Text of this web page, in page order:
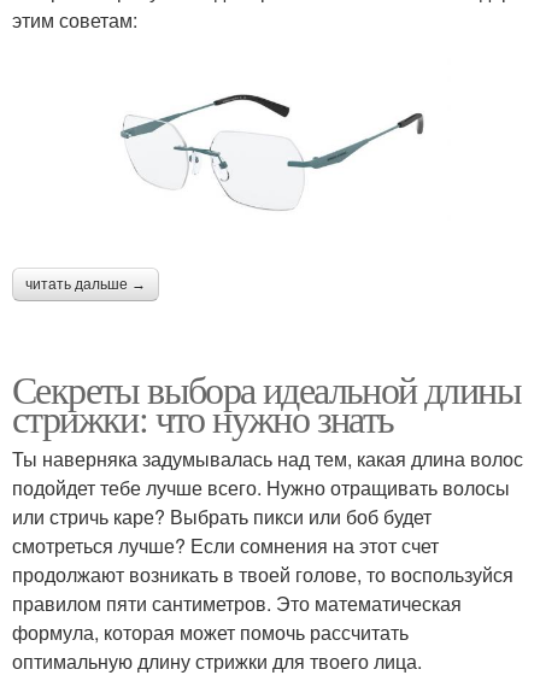
этим советам:
читать дальше →
Секреты выбора идеальной длины
стрижки: что нужно знать
Ты наверняка задумывалась над тем, какая длина волос
подойдет тебе лучше всего. Нужно отращивать волосы
или стричь каре? Выбрать пикси или боб будет
смотреться лучше? Если сомнения на этот счет
продолжают возникать в твоей голове, то воспользуйся
правилом пяти сантиметров. Это математическая
формула, которая может помочь рассчитать
оптимальную длину стрижки для твоего лица.